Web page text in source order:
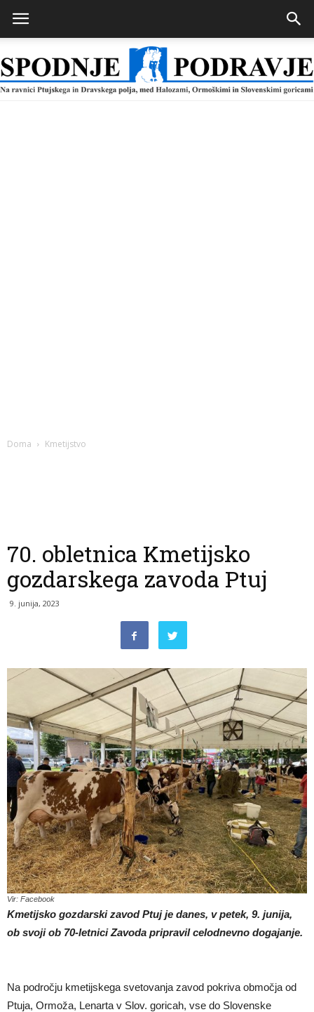
Doma Kmetijstvo
70. obletnica Kmetijsko
gozdarskega zavoda Ptuj
9. junija, 2023
Vir: Facebook
Kmetijsko gozdarski zavod Ptuj je danes, v petek, 9. junija,
ob svoji ob 70-letnici Zavoda pripravil celodnevno dogajanje.
Na področju kmetijskega svetovanja zavod pokriva območja od
Ptuja, Ormoža, Lenarta v Slov. goricah, vse do Slovenske